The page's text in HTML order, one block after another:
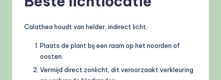
Calathea houdt van helder, indirect licht.
Plaats de plant bij een raam op het noorden of
oosten.
Vermijd direct zonlicht, dit veroorzaakt verkleuring